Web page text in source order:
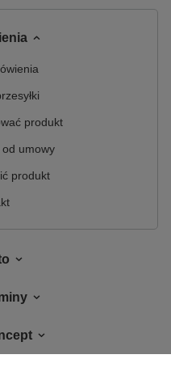
produkt
umowy
produkt